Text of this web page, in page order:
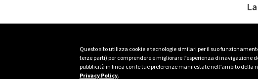
Questo sito utilizza cookie e tecnologie similari per il suo
terze parti) per comprendere e migliorare l’esperienza di
pubblicità in linea con le tue preferenze manifestate nell’ambito della
Privacy Policy.